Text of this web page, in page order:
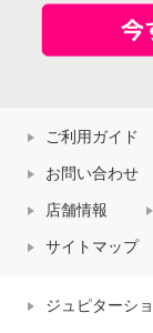
ご利用ガイド
お問い合わせ
店舗情報
サイトマップ
ジュピターシ